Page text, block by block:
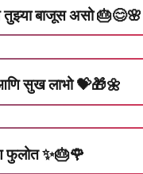
बाजूस असो 🎂😊🌸
सुख लाभो 💝🎁🌼
फुलोत ✨🎂🌹